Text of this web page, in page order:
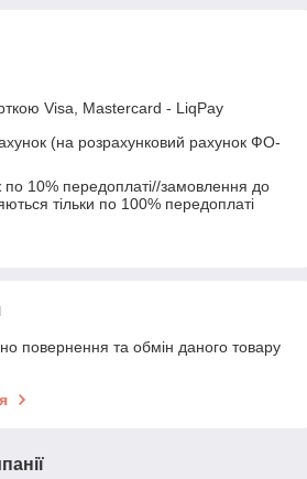
Visa, Mastercard - LiqPay
(на розрахунковий рахунок ФО-
по 10% передоплаті//замовлення до
тільки по 100% передоплаті
повернення та обмін даного товару